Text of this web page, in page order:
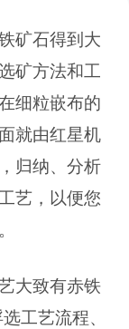
矿石得到大
矿方法和工
细粒嵌布的
就由红星机
归纳、分析
艺，以便您
大致有赤铁
工艺流程、